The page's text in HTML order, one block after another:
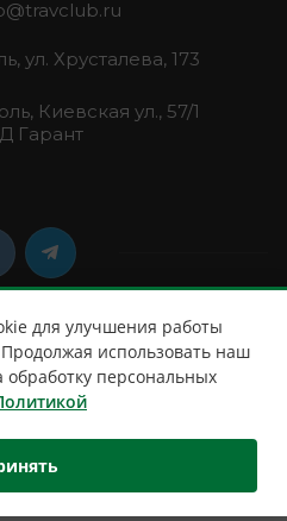
ул. Хрусталева, 173
Киевская ул., 57/1
Гарант
для улучшения работы
использовать наш
обработку персональных